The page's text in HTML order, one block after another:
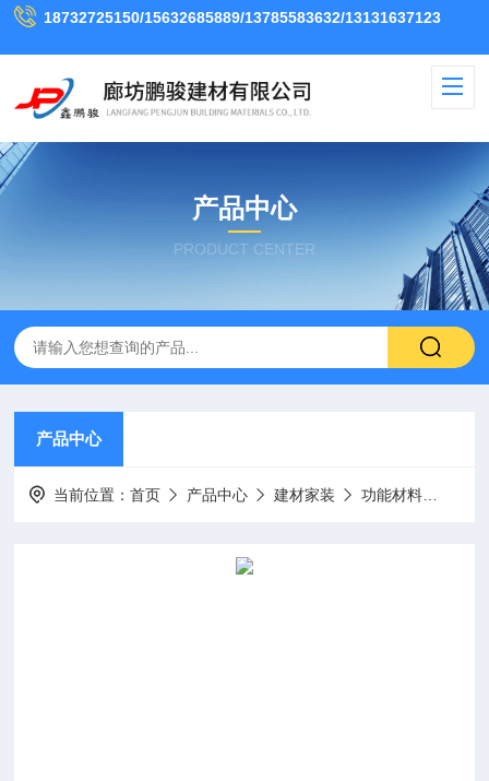
18732725150/15632685889/13785583632/13131637123
产品中心
PRODUCT CENTER
产品中心
当前位置：首页 产品中心 建材家装 功能材料